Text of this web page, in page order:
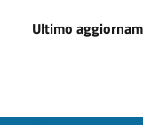
Ultimo